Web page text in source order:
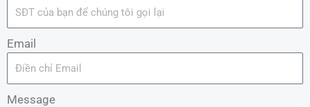
Email
Message